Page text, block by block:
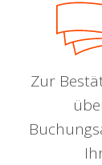
Zur